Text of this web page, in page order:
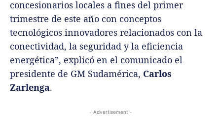
concesionarios locales a fines del primer
trimestre de este año con conceptos
tecnológicos innovadores relacionados con la
conectividad, la seguridad y la eficiencia
energética”, explicó en el comunicado el
presidente de GM Sudamérica, Carlos
Zarlenga.
- Advertisement -